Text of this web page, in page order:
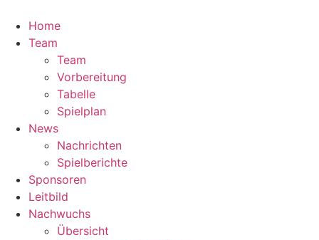
Inhalt
springen
Home
Team
Team
Vorbereitung
Tabelle
Spielplan
News
Nachrichten
Spielberichte
Sponsoren
Leitbild
Nachwuchs
Übersicht